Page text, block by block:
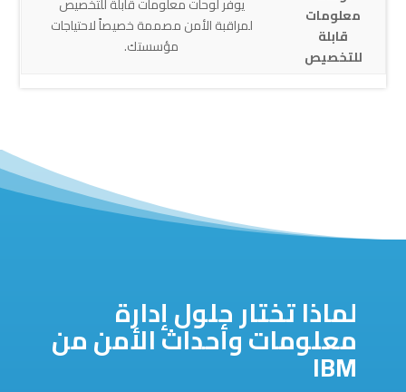
معلومات
قابلة
للتخصيص
لمراقبة الأمن مصممة خصيصاً لاحتياجات
مؤسستك.
لماذا تختار حلول إدارة
معلومات وأحداث الأمن من
IBM